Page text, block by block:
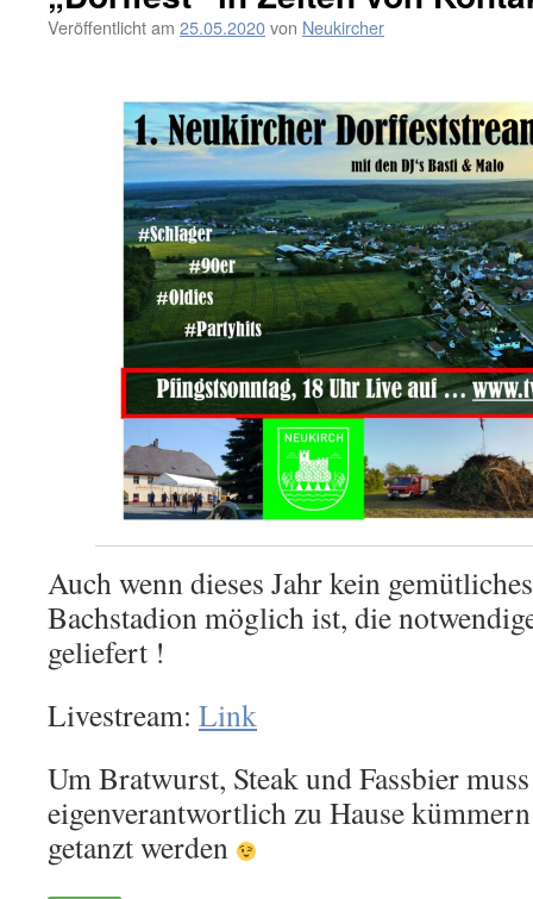
Veröffentlicht am 25.05.2020von Neukircher
Auch wenn dieses Jahr kein
Bachstadion möglich ist, die
geliefert !
Livestream: Link
Um Bratwurst, Steak und Fassbier
eigenverantwortlich zu Hause
getanzt werden